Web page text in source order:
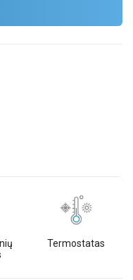
Termostatas